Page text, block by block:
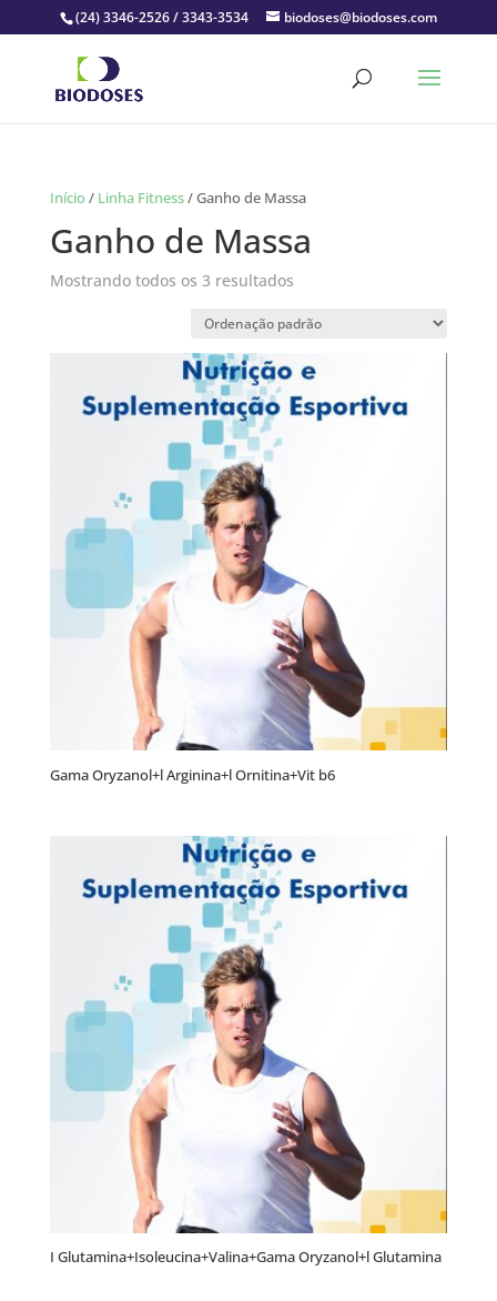
(24) 3346-2526 / 3343-3534 biodoses@biodoses.com
Início / Linha Fitness/ Ganho de Massa
Ganho de Massa
Mostrando todos os 3 resultados
Gama Oryzanol+l Arginina+l Ornitina+Vit b6
I Glutamina+Isoleucina+Valina+Gama Oryzanol+l Glutamina